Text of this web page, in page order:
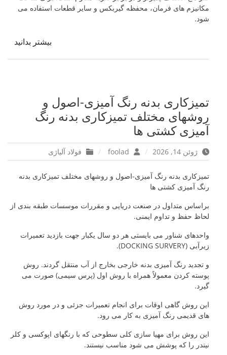
مکانیزم های فرمان، محفظه گیربکس و سایر قطعات استفاده می
شود.
بیشتر بدانید
تمیزکاری بدنه رنگ آمیزی-اصول و
روشهای مختلف تمیزکاری بدنه رنگ
آمیزی کشتی ها
ژوئن 14, 2026 فولاد آلیاژی
تمیزکاری بدنه رنگ آمیزی-اصول و روشهای مختلف تمیزکاری بدنه
رنگ آمیزی کشتی ها
براساس متداول در صنعت دریایی و مقررات موسسات طبقه بندی از
لحاظ حفظ و تداوم ایمنی.
واحدهای شناور می بایستی هر دو سال یکبار جهت بازدید تعمیرات
زیرآبی (DOCKING SURVERY).
و تجدید رنگ آمیزی بدنه خارجی بخارج از آب منتقل گردند. روش
پوسته کردن معمولاً همراه با روش اول (پرس سیمی) صورت می
گیرد.
این روش گاهی اوقات برای انجام تعمیرات جزئی و در مورد روش
های قدیمی رنگ آمیزی به کار می رود.
این روش برای مهیا سازی کلی سطوحی که با رنگهای اپوکسی و کلر
نیتدر را که پوشش می شود مناسب نیستند.